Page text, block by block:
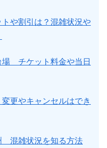
や割引は？混雑状況や
場 チケット料金や当日
更やキャンセルはでき
混雑状況を知る方法